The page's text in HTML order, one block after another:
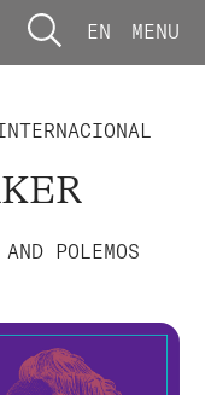
EN MENU
POLEMOS